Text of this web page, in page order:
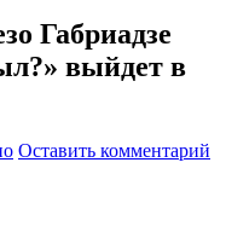
Габриадзе
выйдет в
Оставить комментарий